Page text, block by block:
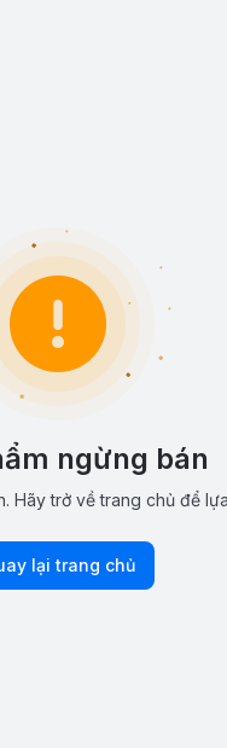
ngừng bán
Hãy trở về trang chủ để
lại trang chủ